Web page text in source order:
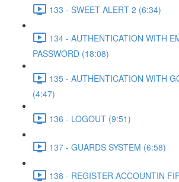
133 - SWEET ALERT 2 (6:34)
134 - AUTHENTICATION WITH
PASSWORD (18:08)
135 - AUTHENTICATION WITH
(4:47)
136 - LOGOUT (9:51)
137 - GUARDS SYSTEM (6:58)
138 - REGISTER ACCOUNTIN